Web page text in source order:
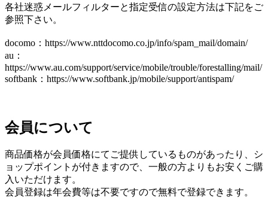
各社迷惑メールフィルターと指定受信の設定方法は下記をご
参照下さい。
docomo：https://www.nttdocomo.co.jp/info/spam_mail/domain/
au：
https://www.au.com/support/service/mobile/trouble/forestalling/mail/
softbank：https://www.softbank.jp/mobile/support/antispam/
会員について
商品価格が会員価格にてご提供しているものがあったり、シ
ョップポイントが付きますので、一般の方よりもお安くご購
入いただけます。
会員登録は年会費等は不要ですので無料で登録できます。